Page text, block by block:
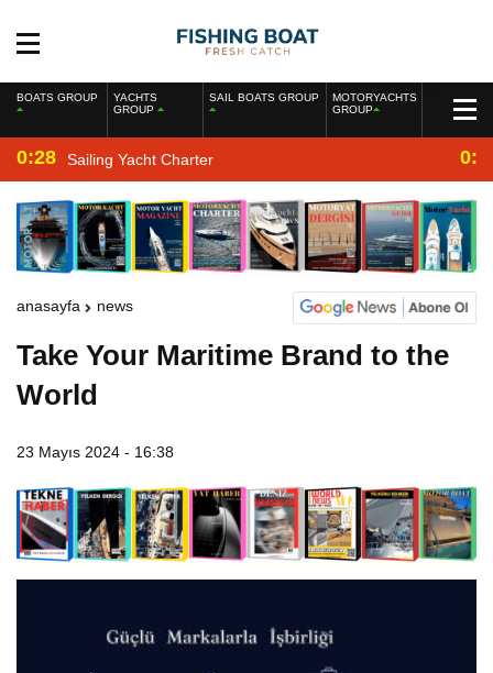
BOATS GROUP
YACHTS
GROUP
SAIL BOATS GROUP
MOTORYACHTS
GROUP
0:28 Sailing Yacht Charter
anasayfa news
Take Your Maritime Brand to the
World
23 Mayıs 2024 - 16:38